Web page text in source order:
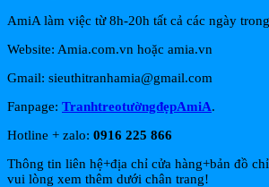
AmiA làm việc từ 8h-20h tất cả các ngày
Website: Amia.com.vn hoặc amia.vn
Gmail: sieuthitranhamia@gmail.com
Fanpage: TranhtreotườngđẹpAmiA.
Hotline + zalo: 0916 225 866
Thông tin liên hệ+địa chỉ cửa hàng+bản đồ
vui lòng xem thêm dưới chân trang!